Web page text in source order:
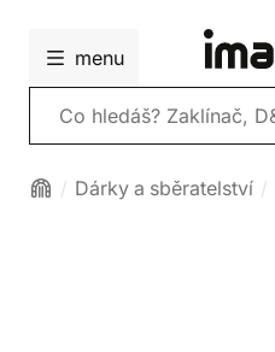
menu
Vyhledávání
Dárky a sběratelství